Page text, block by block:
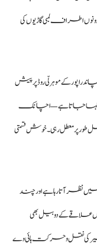
اطراف لمبی گاڑیوں کی
کے موہرلّی روڈ پر پیش
کہا جاتا ہے—اچانک
طور پر معطل رہی۔ خوش قسمتی
آتا رہا ہے اور چند
علاقے کے دو بیل بھی
کی نقل و حرکت ہائی وے